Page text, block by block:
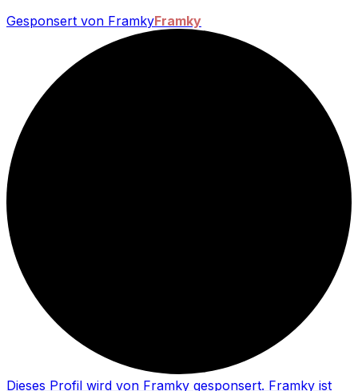
Gesponsert von FramkyFramky
Dieses Profil wird von Framky gesponsert. Framky ist